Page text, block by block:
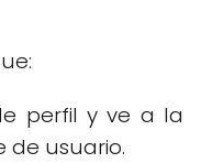
perfil y ve a la
de usuario.